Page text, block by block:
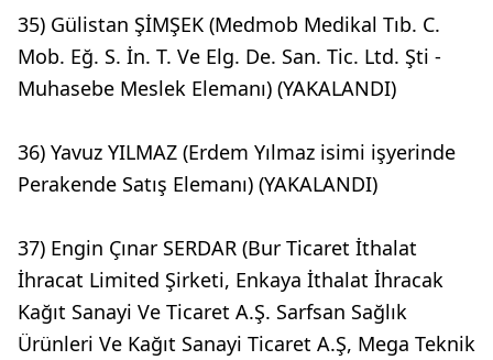
35) Gülistan ŞİMŞEK (Medmob Medikal Tıb. C.
Mob. Eğ. S. İn. T. Ve Elg. De. San. Tic. Ltd. Şti -
Muhasebe Meslek Elemanı) (YAKALANDI)
36) Yavuz YILMAZ (Erdem Yılmaz isimi işyerinde
Perakende Satış Elemanı) (YAKALANDI)
37) Engin Çınar SERDAR (Bur Ticaret İthalat
İhracat Limited Şirketi, Enkaya İthalat İhracak
Kağıt Sanayi Ve Ticaret A.Ş. Sarfsan Sağlık
Ürünleri Ve Kağıt Sanayi Ticaret A.Ş, Mega Teknik